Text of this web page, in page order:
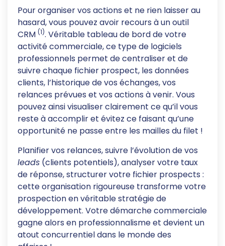
Pour organiser vos actions et ne rien laisser au
hasard, vous pouvez avoir recours à un outil
CRM (1). Véritable tableau de bord de votre
activité commerciale, ce type de logiciels
professionnels permet de centraliser et de
suivre chaque fichier prospect, les données
clients, l’historique de vos échanges, vos
relances prévues et vos actions à venir. Vous
pouvez ainsi visualiser clairement ce qu’il vous
reste à accomplir et évitez ce faisant qu’une
opportunité ne passe entre les mailles du filet !
Planifier vos relances, suivre l’évolution de vos
leads (clients potentiels), analyser votre taux
de réponse, structurer votre fichier prospects :
cette organisation rigoureuse transforme votre
prospection en véritable stratégie de
développement. Votre démarche commerciale
gagne alors en professionnalisme et devient un
atout concurrentiel dans le monde des